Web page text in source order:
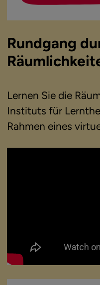
Rundgang
Lernen Sie die
Instituts für
Rahmen eines